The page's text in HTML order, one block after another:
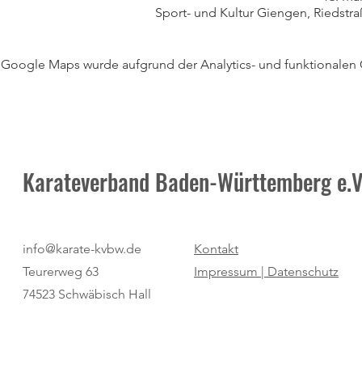
Sport- und Kultur Giengen,
Google Maps wurde aufgrund der Analytics- und
Karateverband Baden-Württemberg
info@karate-kvbw.de
Teurerweg 63
74523 Schwäbisch Hall
Kontakt
Impressum | Datenschutz